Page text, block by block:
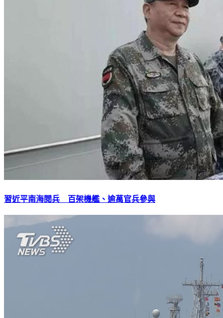
習近平南海閱兵 百架機艦、逾萬官兵參與